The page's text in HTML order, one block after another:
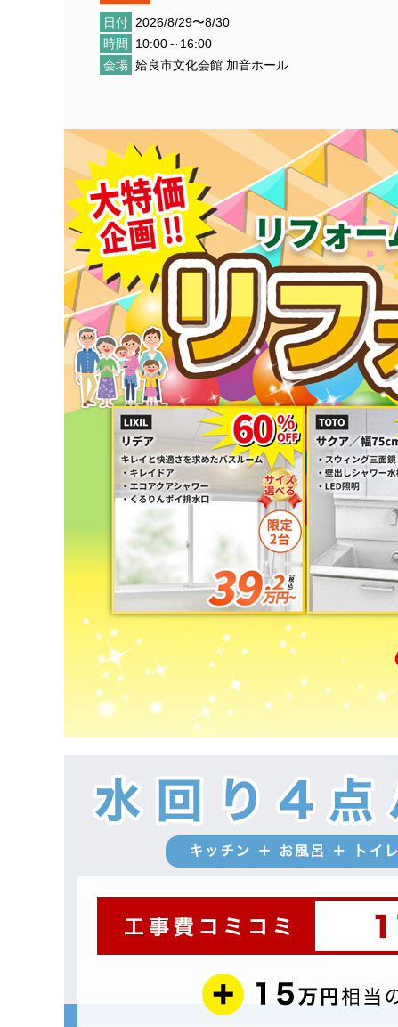
日付 2026/8/29〜8/30
時間
10:00～16:00
会場 姶良市文化会館 加音ホール